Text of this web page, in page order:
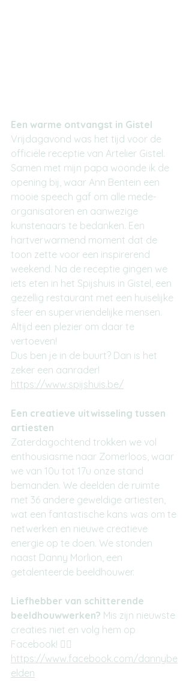
Een warme ontvangst in Gistel
Vrijdagavond was het tijd voor de
officiële receptie van Artelier Gistel.
Samen met mijn papa woonde ik de
opening bij, waar Ann Bentein een
mooie speech gaf om alle mede-
organisatoren en aanwezige
kunstenaars te bedanken. Een
hartverwarmend moment dat de
toon zette voor een inspirerend
weekend. Na de receptie gingen we
iets eten in het Spijshuis in Gistel, een
gezellig restaurant met een huiselijke
sfeer en supervriendelijke mensen.
Altijd een plezier om daar te
vertoeven!
Dus ben je in de buurt? Dan is het
zeker een aanrader!
https://www.spijshuis.be/
Een creatieve uitwisseling tussen
artiesten
Zaterdagochtend trokken we vol
enthousiasme naar Zomerloos, waar
we van 10u tot 17u onze stand
bemanden. We deelden de ruimte
met 36 andere geweldige artiesten,
wat een fantastische kans was om te
netwerken en nieuwe creatieve
energie op te doen. We stonden
naast Danny Morlion, een
getalenteerde beeldhouwer.
Liefhebber van schitterende
beeldhouwwerken? Mis zijn nieuwste
creaties niet en volg hem op
Facebook! 👇🏼
https://www.facebook.com/dannybe
elden